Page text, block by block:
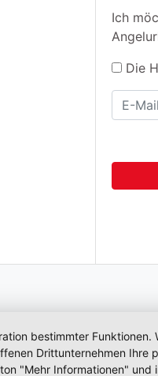
Ich
Die
bestimmter
Drittunternehmen Ihre
"Mehr Informationen" und